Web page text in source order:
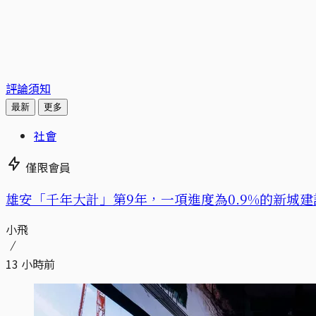
評論須知
最新 更多
社會
僅限會員
雄安「千年大計」第9年，一項進度為0.9%的新城
小飛
13 小時前